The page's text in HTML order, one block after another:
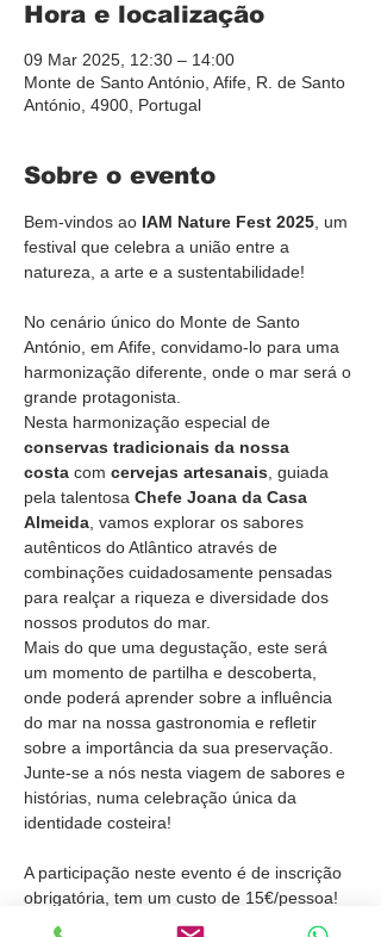
Hora e localização
09 Mar 2025, 12:30 – 14:00
Monte de Santo António, Afife, R. de Santo
António, 4900, Portugal
Sobre o evento
Bem-vindos ao IAM Nature Fest 2025 , um
festival que celebra a união entre a
natureza, a arte e a sustentabilidade!
No cenário único do Monte de Santo
António, em Afife, convidamo-lo para uma
harmonização diferente, onde o mar será o
grande protagonista.
Nesta harmonização especial de
conservas tradicionais da nossa
costa com cervejas artesanais , guiada
pela talentosa Chefe Joana da Casa
Almeida , vamos explorar os sabores
autênticos do Atlântico através de
combinações cuidadosamente pensadas
para realçar a riqueza e diversidade dos
nossos produtos do mar.
Mais do que uma degustação, este será
um momento de partilha e descoberta,
onde poderá aprender sobre a influência
do mar na nossa gastronomia e refletir
sobre a importância da sua preservação.
Junte-se a nós nesta viagem de sabores e
histórias, numa celebração única da
identidade costeira!
A participação neste evento é de inscrição
obrigatória, tem um custo de 15€/pessoa!